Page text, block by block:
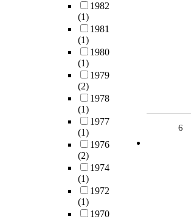
1982
(1)
1981
(1)
1980
(1)
1979
(2)
1978
(1)
1977
(1)
1976
(2)
1974
(1)
1972
(1)
1970
6